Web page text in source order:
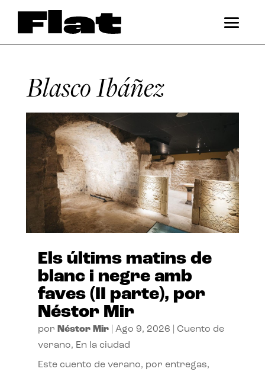
Blasco Ibáñez
Els últims matins de
blanc i negre amb
faves (II parte), por
Néstor Mir
por Néstor Mir| Ago 9, 2026
Cuento de
verano, En la ciudad
Este cuento de verano, por entregas,